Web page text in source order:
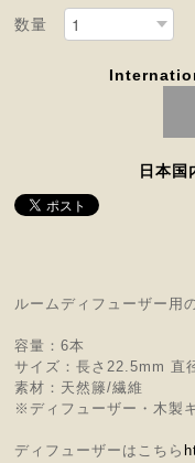
数量
日本国
ルームディフューザー用
容量：6本
サイズ：長さ22.5mm 直
素材：天然籐/繊維
※ディフューザー・木製
ディフューザーはこちら